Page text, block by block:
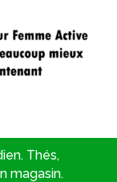
Thés,
magasin.